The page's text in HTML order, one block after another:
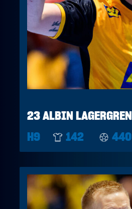
23 ALBIN LAGERGREN
H9
142 440